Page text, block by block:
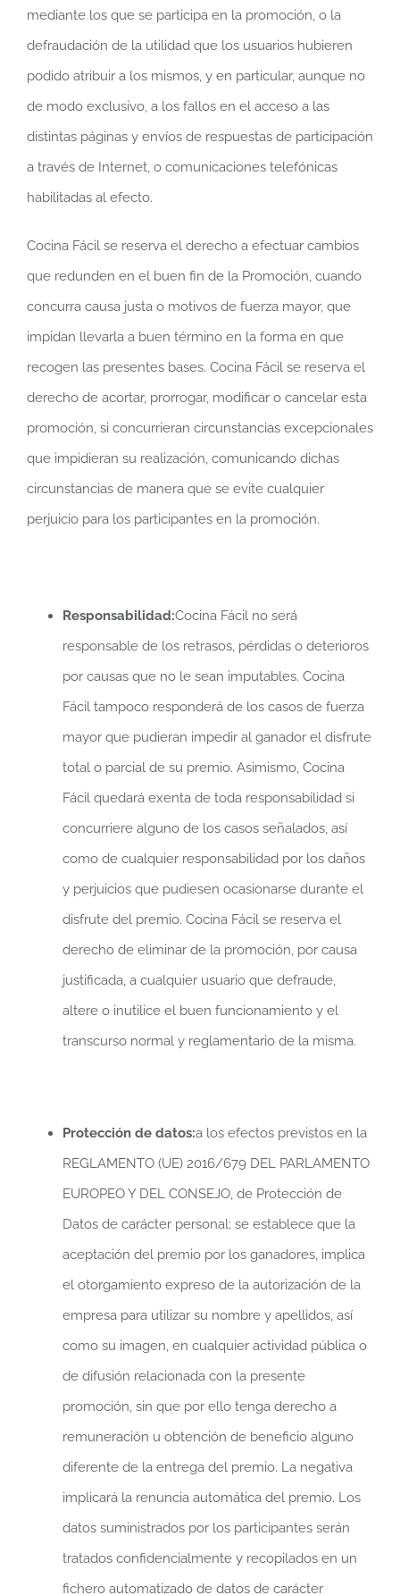
mediante los que se participa en la promoción, o la
defraudación de la utilidad que los usuarios hubieren
podido atribuir a los mismos, y en particular, aunque no
de modo exclusivo, a los fallos en el acceso a las
distintas páginas y envíos de respuestas de participación
a través de Internet, o comunicaciones telefónicas
habilitadas al efecto.
Cocina Fácil se reserva el derecho a efectuar cambios
que redunden en el buen fin de la Promoción, cuando
concurra causa justa o motivos de fuerza mayor, que
impidan llevarla a buen término en la forma en que
recogen las presentes bases. Cocina Fácil se reserva el
derecho de acortar, prorrogar, modificar o cancelar esta
promoción, si concurrieran circunstancias excepcionales
que impidieran su realización, comunicando dichas
circunstancias de manera que se evite cualquier
perjuicio para los participantes en la promoción.
Responsabilidad:Cocina Fácil no será
responsable de los retrasos, pérdidas o deterioros
por causas que no le sean imputables. Cocina
Fácil tampoco responderá de los casos de fuerza
mayor que pudieran impedir al ganador el disfrute
total o parcial de su premio. Asimismo, Cocina
Fácil quedará exenta de toda responsabilidad si
concurriere alguno de los casos señalados, así
como de cualquier responsabilidad por los daños
y perjuicios que pudiesen ocasionarse durante el
disfrute del premio. Cocina Fácil se reserva el
derecho de eliminar de la promoción, por causa
justificada, a cualquier usuario que defraude,
altere o inutilice el buen funcionamiento y el
transcurso normal y reglamentario de la misma.
Protección de datos:a los efectos previstos en la
REGLAMENTO (UE) 2016/679 DEL PARLAMENTO
EUROPEO Y DEL CONSEJO, de Protección de
Datos de carácter personal; se establece que la
aceptación del premio por los ganadores, implica
el otorgamiento expreso de la autorización de la
empresa para utilizar su nombre y apellidos, así
como su imagen, en cualquier actividad pública o
de difusión relacionada con la presente
promoción, sin que por ello tenga derecho a
remuneración u obtención de beneficio alguno
diferente de la entrega del premio. La negativa
implicará la renuncia automática del premio. Los
datos suministrados por los participantes serán
tratados confidencialmente y recopilados en un
fichero automatizado de datos de carácter